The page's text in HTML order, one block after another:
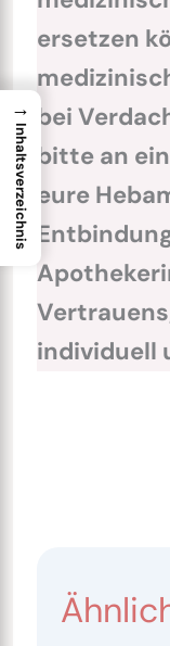
ersetzen
bei
bitte an
eure
individuell
→
Inhaltsverzeichnis